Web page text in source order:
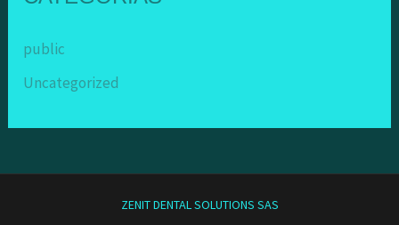
public
Uncategorized
ZENIT DENTAL SOLUTIONS SAS